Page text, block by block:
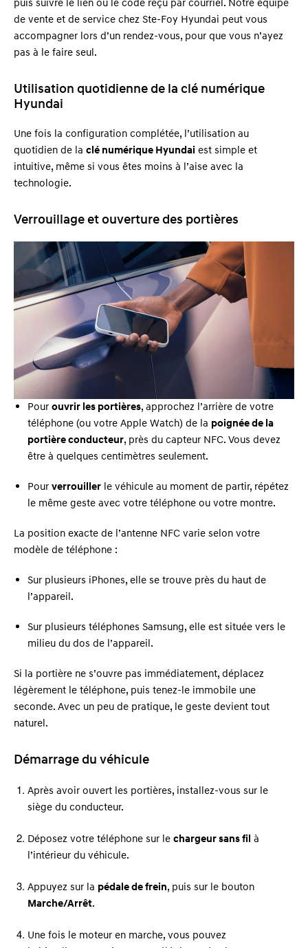
puis suivre le lien ou le code reçu par courriel. Notre équipe
de vente et de service chez Ste-Foy Hyundai peut vous
accompagner lors d’un rendez-vous, pour que vous n’ayez
pas à le faire seul.
Utilisation quotidienne de la clé numérique
Hyundai
Une fois la configuration complétée, l’utilisation au
quotidien de la clé numérique Hyundai est simple et
intuitive, même si vous êtes moins à l’aise avec la
technologie.
Verrouillage et ouverture des portières
Pour ouvrir les portières, approchez l’arrière de votre
téléphone (ou votre Apple Watch) de la poignée de la
portière conducteur, près du capteur NFC. Vous devez
être à quelques centimètres seulement.
Pour verrouiller le véhicule au moment de partir, répétez
le même geste avec votre téléphone ou votre montre.
La position exacte de l’antenne NFC varie selon votre
modèle de téléphone :
Sur plusieurs iPhones, elle se trouve près du haut de
l’appareil.
Sur plusieurs téléphones Samsung, elle est située vers le
milieu du dos de l’appareil.
Si la portière ne s’ouvre pas immédiatement, déplacez
légèrement le téléphone, puis tenez-le immobile une
seconde. Avec un peu de pratique, le geste devient tout
naturel.
Démarrage du véhicule
Après avoir ouvert les portières, installez-vous sur le
siège du conducteur.
Déposez votre téléphone sur le chargeur sans fil à
l’intérieur du véhicule.
Appuyez sur la pédale de frein, puis sur le bouton
Marche/Arrêt.
Une fois le moteur en marche, vous pouvez